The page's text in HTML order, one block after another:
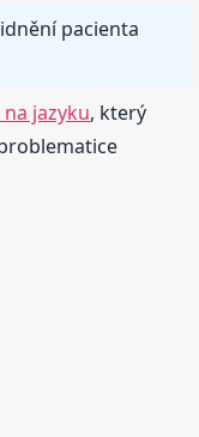
pacienta
jazyku, který